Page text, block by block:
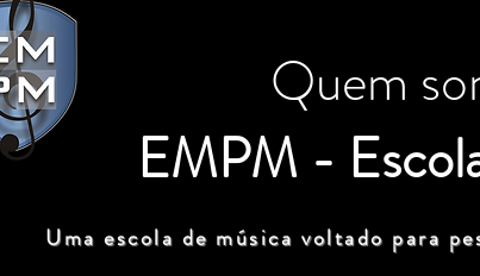
Quem
EMPM -
Uma escola de música voltado para